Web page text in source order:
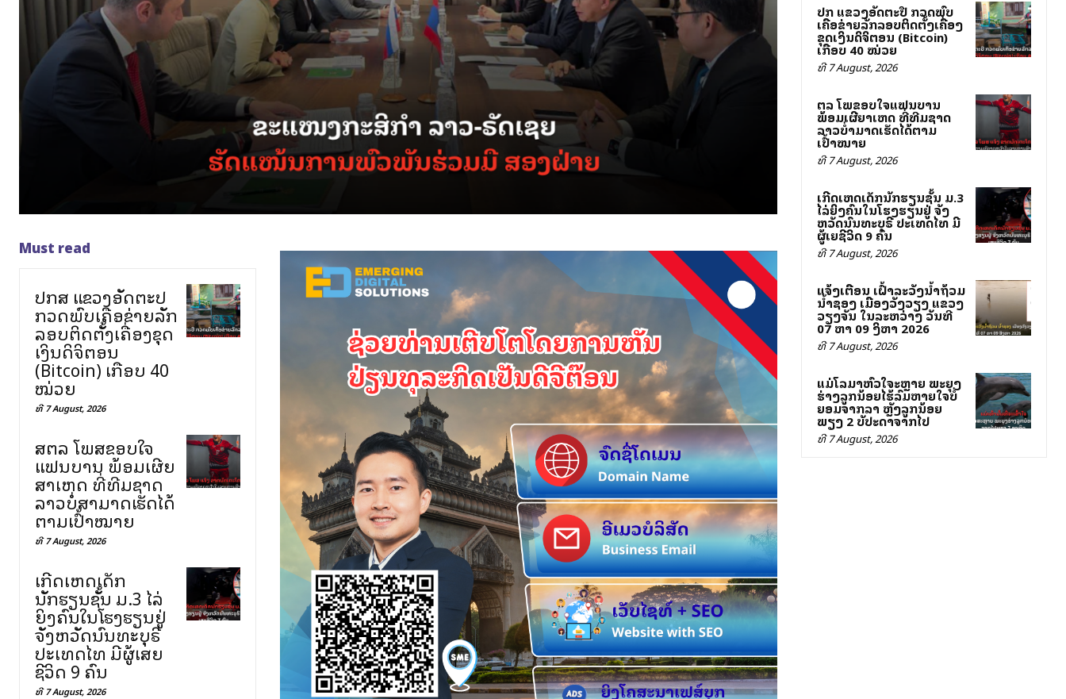
Must read
ປກສ ແຂວງອັດຕະປື
ກວດພົບເຄືອຂ່າຍລັກ
ລອບຕິດຕັ້ງເຄື່ອງຂຸດ
ເງິນດິຈິຕອນ
(Bitcoin) ເກືອບ 40
ໝ່ວຍ
ທີ 7 August, 2026
ສຕລ ໂພສຂອບໃຈ
ແຟນບານ ພ້ອມເຜີຍ
ສາເຫດ ທີ່ທີມຊາດ
ລາວບໍ່ສາມາດເຮັດໄດ້
ຕາມເປົ້າໝາຍ
ທີ 7 August, 2026
ເກີດເຫດເດັກ
ນັກຮຽນຊັ້ນ ມ.3 ໄລ່
ຍິງຄົນໃນໂຮງຮຽນຢູ່
ຈັງຫວັດນົນທະບຸຣີ
ປະເທດໄທ ມີຜູ້ເສຍ
ຊີວິດ 9 ຄົນ
ທີ 7 August, 2026
ປກສ ແຂວງອັດຕະປື ກວດພົບ
ເຄືອຂ່າຍລັກລອບຕິດຕັ້ງເຄື່ອງ
ຂຸດເງິນດິຈິຕອນ (Bitcoin)
ເກືອບ 40 ໝ່ວຍ
ທີ 7 August, 2026
ສຕລ ໂພສຂອບໃຈແຟນບານ
ພ້ອມເຜີຍສາເຫດ ທີ່ທີມຊາດ
ລາວບໍ່ສາມາດເຮັດໄດ້ຕາມ
ເປົ້າໝາຍ
ທີ 7 August, 2026
ເກີດເຫດເດັກນັກຮຽນຊັ້ນ ມ.3
ໄລ່ຍິງຄົນໃນໂຮງຮຽນຢູ່ ຈັງ
ຫວັດນົນທະບຸຣີ ປະເທດໄທ ມີ
ຜູ້ເສຍຊີວິດ 9 ຄົນ
ທີ 7 August, 2026
ແຈ້ງເຕືອນ ເຝົ້າລະວັງນ້ຳຖ້ວມ
ນ້ຳຊອງ ເມືອງວັງວຽງ ແຂວງ
ວຽງຈັນ ໃນລະຫວ່າງ ວັນທີ
07 ຫາ 09 ສິງຫາ 2026
ທີ 7 August, 2026
ແມ່ໂລມາຫົວໃຈສະຫຼາຍ ພະຍຸງ
ຮ່າງລູກນ້ອຍໄຮ້ລົມຫາຍໃຈບໍ່
ຍອມຈາກລາ ຫຼັງລູກນ້ອຍ
ພຽງ 2 ສັບປະດາຈາກໄປ
ທີ 7 August, 2026